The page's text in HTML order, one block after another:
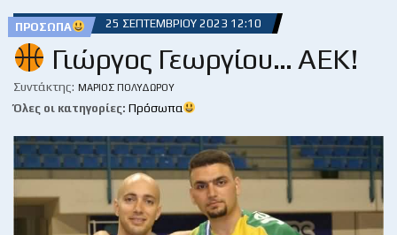
ΠΡΌΣΩΠΑ 25 ΣΕΠΤΕΜΒΡΊΟΥ 2023 12:10
Γιώργος Γεωργίου… ΑΕΚ!
Συντάκτης: ΜΆΡΙΟΣ ΠΟΛΥΔΏΡΟΥ
Όλες οι κατηγορίες: Πρόσωπα